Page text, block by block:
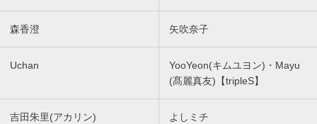
森香澄 矢吹奈子
Uchan
YooYeon(キムユヨン)・Mayu
(髙麗真友)【tripleS】
吉田朱里(アカリン) よしミチ